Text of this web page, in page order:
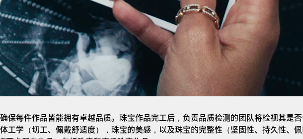
保每件作品皆能拥有卓越品质。珠宝作品完工后，负责品质检测的团队将检视其是
工学（切工、佩戴舒适度），珠宝的美感，以及珠宝的完整性（坚固性、持久性、